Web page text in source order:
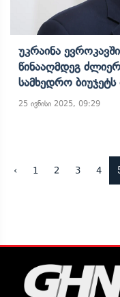
Უკრაინა
Წინააღმდეგ
Სამხედრო
25 ივნისი 2025, 09:29
‹ 1 2 3 4